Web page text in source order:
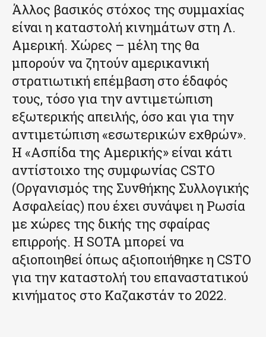
Άλλος βασικός στόχος της συμμαχίας
είναι η καταστολή κινημάτων στη Λ.
Αμερική. Χώρες – μέλη της θα
μπορούν να ζητούν αμερικανική
στρατιωτική επέμβαση στο έδαφός
τους, τόσο για την αντιμετώπιση
εξωτερικής απειλής, όσο και για την
αντιμετώπιση «εσωτερικών εχθρών».
Η «Ασπίδα της Αμερικής» είναι κάτι
αντίστοιχο της συμφωνίας CSTO
(Οργανισμός της Συνθήκης Συλλογικής
Ασφαλείας) που έχει συνάψει η Ρωσία
με χώρες της δικής της σφαίρας
επιρροής. Η SOTA μπορεί να
αξιοποιηθεί όπως αξιοποιήθηκε η CSTO
για την καταστολή του επαναστατικού
κινήματος στο Καζακστάν το 2022.